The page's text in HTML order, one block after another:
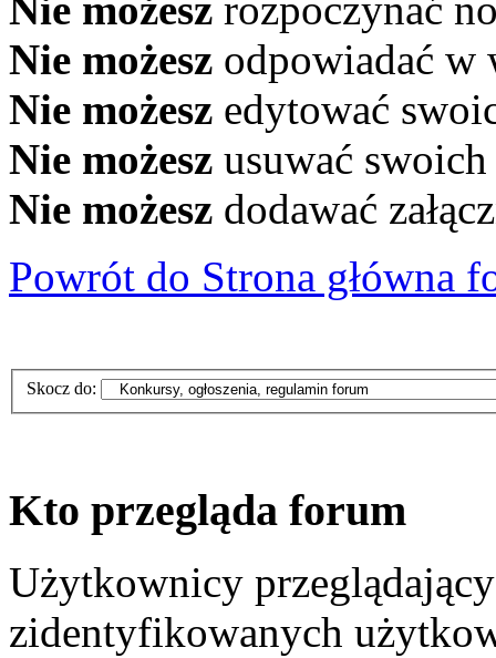
Nie możesz odpowiadać w
Nie możesz edytować
Nie możesz usuwać
Nie możesz dodawać
Powrót do Strona główna
Skocz do:
Kto przegląda forum
Użytkownicy
zidentyfikowanych